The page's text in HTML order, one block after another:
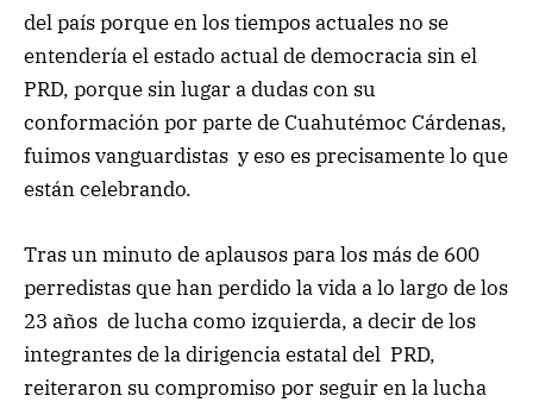
del país porque en los tiempos actuales no se
entendería el estado actual de democracia sin el
PRD, porque sin lugar a dudas con su
conformación por parte de Cuahutémoc Cárdenas,
fuimos vanguardistas y eso es precisamente lo que
están celebrando.
Tras un minuto de aplausos para los más de 600
perredistas que han perdido la vida a lo largo de los
23 años de lucha como izquierda, a decir de los
integrantes de la dirigencia estatal del PRD,
reiteraron su compromiso por seguir en la lucha